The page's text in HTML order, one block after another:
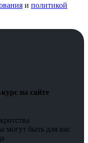
и политикой
на сайте
могут быть для вас